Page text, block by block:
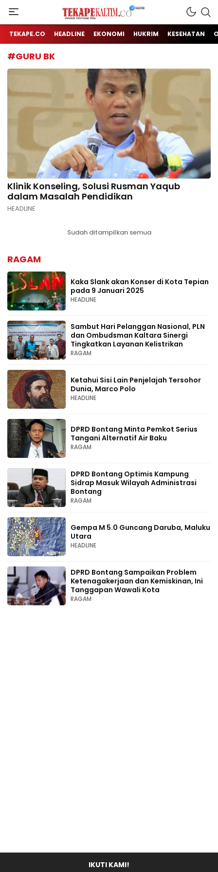
TEKAPE KALTIM
Jendela Informasi Kita
TEKAPE.CO HEADLINE EKONOMI HUKRIM KESEHATAN
#GURU BK
Klinik Konseling, Solusi Rusman Yaqub
dalam Masalah Pendidikan
HEADLINE
Sudah ditampilkan semua
RAGAM
Kaka Slank akan Konser di Kota Tepian
pada 9 Januari 2025
HEADLINE
Sambut Hari Pelanggan Nasional, PLN
dan Ombudsman Kaltara Sinergi
Tingkatkan Layanan Kelistrikan
RAGAM
Ketahui Sisi Lain Penjelajah Tersohor
Dunia, Marco Polo
HEADLINE
DPRD Bontang Minta Pemkot Serius
Tangani Alternatif Air Baku
RAGAM
DPRD Bontang Optimis Kampung
Sidrap Masuk Wilayah Administrasi
Bontang
RAGAM
Gempa M 5.0 Guncang Daruba, Maluku
Utara
HEADLINE
DPRD Bontang Sampaikan Problem
Ketenagakerjaan dan Kemiskinan, Ini
Tanggapan Wawali Kota
RAGAM
IKUTI KAMI!